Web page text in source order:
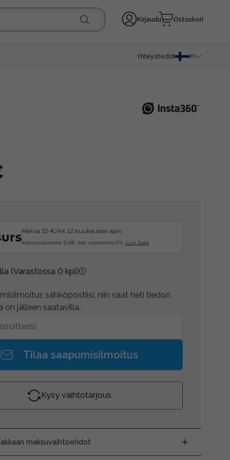
Kirjaudu Ostoskori
Yhteystiedot FI
Maksa 10 €/kk 12 kuukauden ajan.
Kokonaissumma 11.9€, tod. vuosikorko 0%. Lue lisää
(Varastossa 0 kpl)
sähköpostiisi, niin saat heti tiedon
on jälleen saatavilla.
Tilaa saapumisilmoitus
Kysy vaihtotarjous
maksuvaihtoehdot